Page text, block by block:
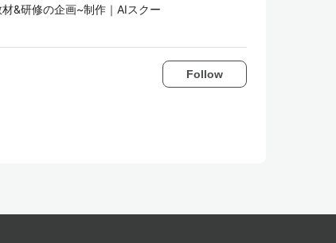
&研修の企画~制作｜AIスクー
Follow